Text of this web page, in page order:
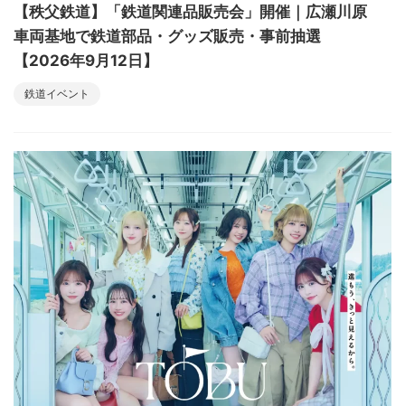
【秩父鉄道】「鉄道関連品販売会」開催｜広瀬川原
車両基地で鉄道部品・グッズ販売・事前抽選
【2026年9月12日】
鉄道イベント